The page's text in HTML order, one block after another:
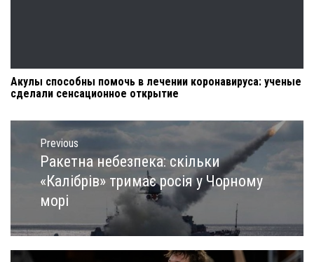
Акулы способны помочь в лечении коронавируса: ученые
сделали сенсационное открытие
Навигация
записям
Previous
Previous
post:
Ракетна небезпека: скільки
«Калібрів» тримає росія у Чорному
морі